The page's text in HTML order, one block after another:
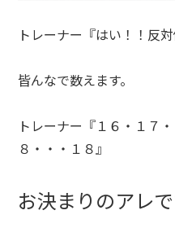
トレーナー『はい！！反対
皆んなで数えます。
トレーナー『１６・１７
８・・・１８』
お決まりのアレ